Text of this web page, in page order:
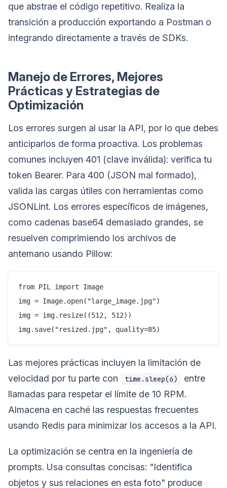
que abstrae el código repetitivo. Realiza la
transición a producción exportando a Postman o
integrando directamente a través de SDKs.
Manejo de Errores, Mejores
Prácticas y Estrategias de
Optimización
Los errores surgen al usar la API, por lo que debes
anticiparlos de forma proactiva. Los problemas
comunes incluyen 401 (clave inválida): verifica tu
token Bearer. Para 400 (JSON mal formado),
valida las cargas útiles con herramientas como
JSONLint. Los errores específicos de imágenes,
como cadenas base64 demasiado grandes, se
resuelven comprimiendo los archivos de
antemano usando Pillow:
from PIL import Image
img = Image.open("large_image.jpg")
img = img.resize((512, 512))
Las mejores prácticas incluyen la limitación de
velocidad por tu parte con
time.sleep(6)
entre
llamadas para respetar el límite de 10 RPM.
Almacena en caché las respuestas frecuentes
usando Redis para minimizar los accesos a la API.
La optimización se centra en la ingeniería de
prompts. Usa consultas concisas: "Identifica
objetos y sus relaciones en esta foto" produce